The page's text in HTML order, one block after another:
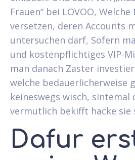
Frauen“ bei LOVOO, Welche
versetzen, deren Accounts
untersuchen darf, Sofern
und kostenpflichtiges VIP-
man danach Zaster
welche bedauerlicherweise
keineswegs wisch, sintemal
vermutlich bekifft hacke sie
Dafur